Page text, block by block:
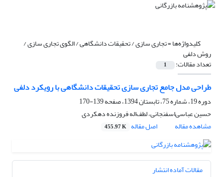
کلیدواژه‌ها =تجاری سازی / تحقیقات دانشگاهی / الگوی تجاری سازی /
روش دلفی
تعداد مقالات: 1
طراحی مدل جامع تجاری سازی تحقیقات دانشگاهی با رویکرد دلفی
دوره 19، شماره 75، تابستان 1394، صفحه
139-170
حسین عباسی‌اسفنجانی، لطف‌اله فروزنده دهکردی
مشاهده مقاله
اصل مقاله 455.97 K
مقالات آماده انتشار